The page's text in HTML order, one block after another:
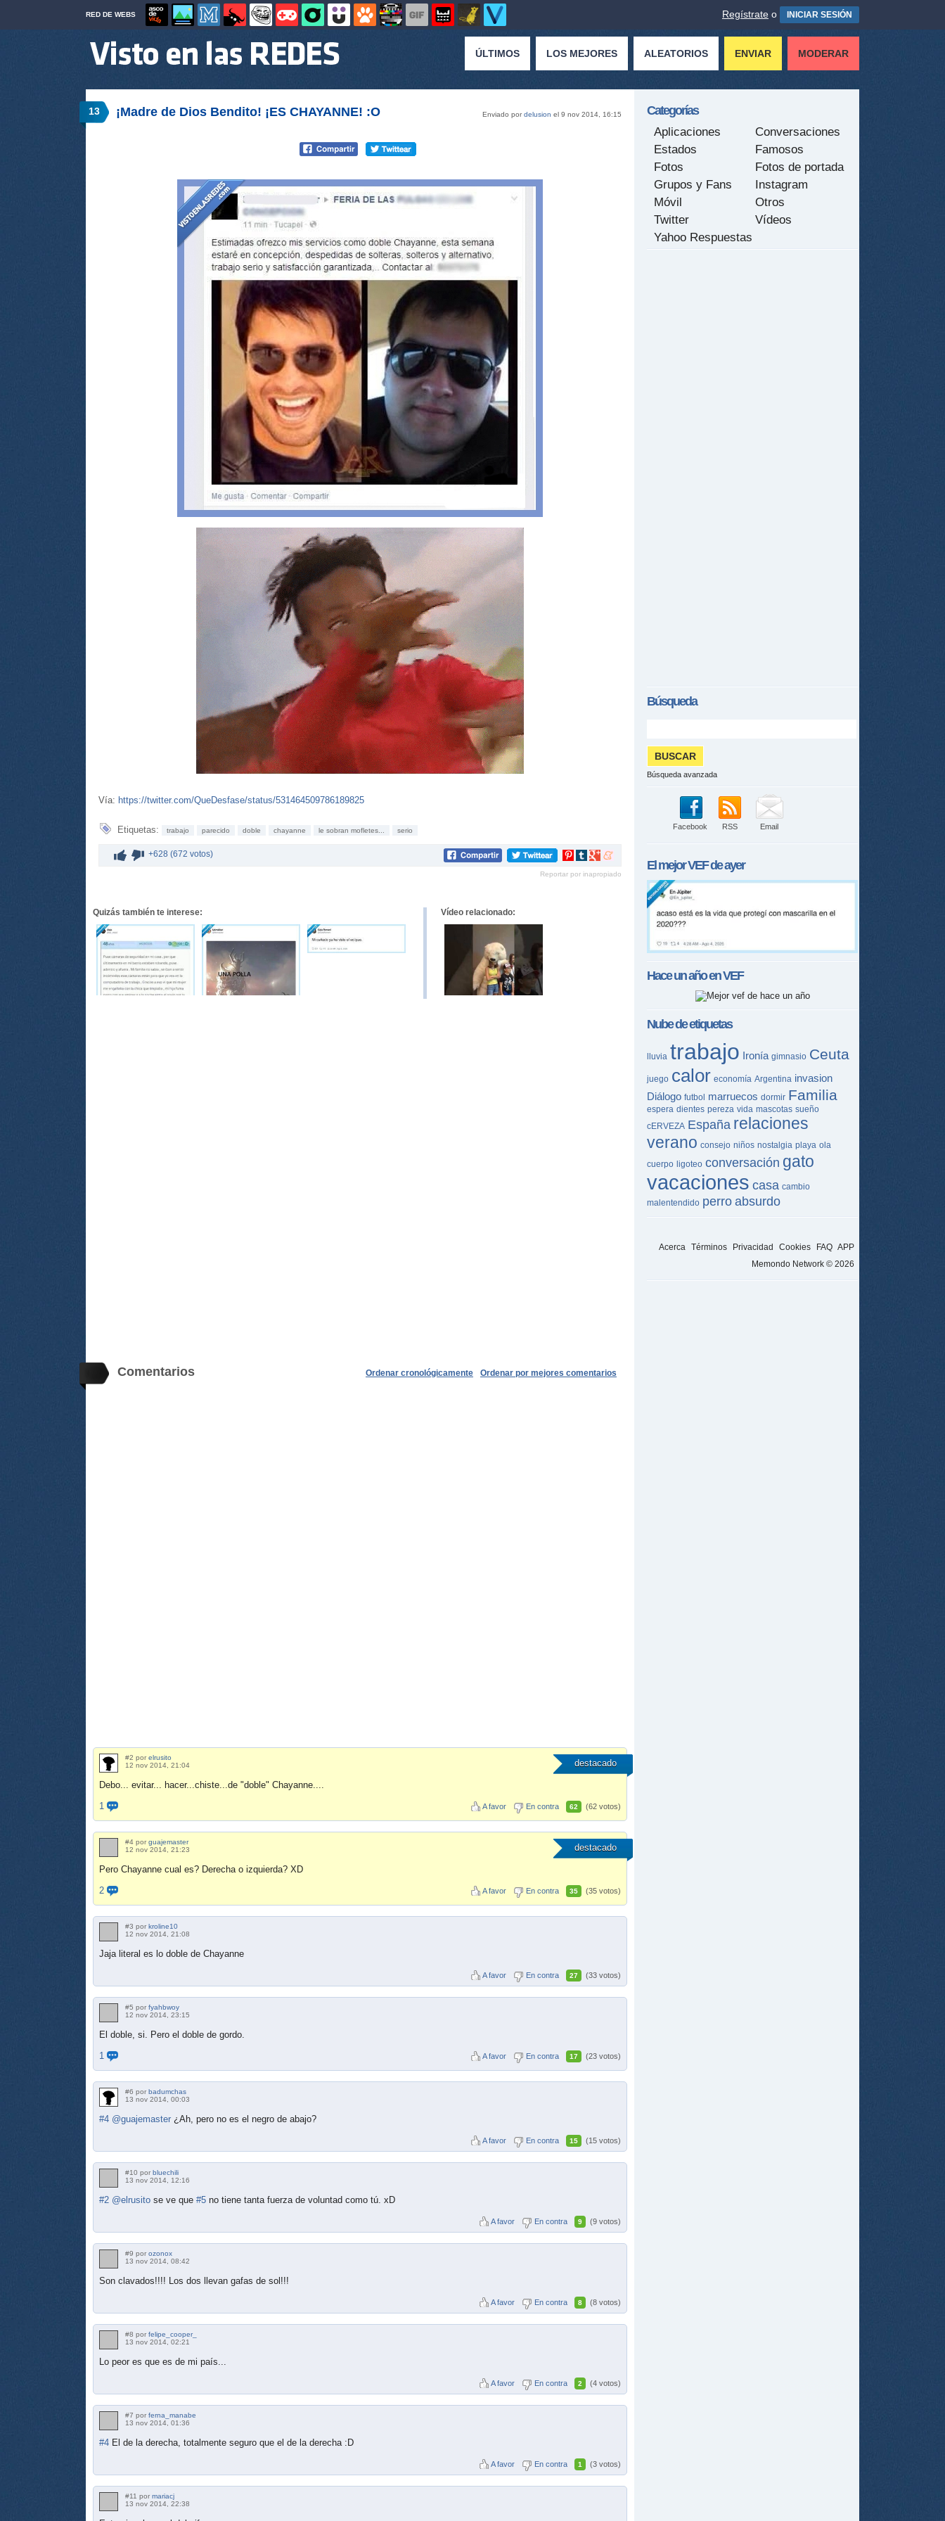
RED DE WEBS Regístrate o INICIAR SESIÓN
ÚLTIMOS LOS MEJORES ALEATORIOS ENVIAR MODERAR
13 Enviado pordelusion el 9 nov 2014, 16:15
¡Madre de Dios Bendito! ¡ES CHAYANNE! :O
Vía: https://twitter.com/QueDesfase/status/531464509786189825
Etiquetas: trabajo parecido doble chayanne le sobran mofletes... serio
+628 (672 votos)
Compartir
Pinterest
Compartir
tumblr
Compartir
Google+
Compartir
meneame
Reportar por inapropiado
Quizás también te interese: Vídeo relacionado:
Comentarios Ordenar por mejores comentarios
Ordenar cronológicamente
destacado
#2 por elrusito
12 nov 2014, 21:04
Debo... evitar... hacer...chiste...de "doble" Chayanne....
1
A favor En contra 62 (62 votos)
destacado
#4 por guajemaster
12 nov 2014, 21:23
Pero Chayanne cual es? Derecha o izquierda? XD
2
A favor En contra 35 (35 votos)
#3 por kroline10
12 nov 2014, 21:08
Jaja literal es lo doble de Chayanne
A favor En contra 27 (33 votos)
#5 por fyahbwoy
12 nov 2014, 23:15
El doble, si. Pero el doble de gordo.
1
A favor En contra 17 (23 votos)
#6 por badumchas
13 nov 2014, 00:03
#4 @guajemaster ¿Ah, pero no es el negro de abajo?
A favor En contra 15 (15 votos)
#10 por bluechili
13 nov 2014, 12:16
#2 @elrusito se ve que #5 no tiene tanta fuerza de voluntad como tú. xD
A favor En contra 9 (9 votos)
#9 por ozonox
13 nov 2014, 08:42
Son clavados!!!! Los dos llevan gafas de sol!!!
A favor En contra 8 (8 votos)
#8 por felipe_cooper_
13 nov 2014, 02:21
Lo peor es que es de mi país...
A favor En contra 2 (4 votos)
#7 por ferna_manabe
13 nov 2014, 01:36
#4 El de la derecha, totalmente seguro que el de la derecha :D
A favor En contra 1 (3 votos)
#11 por mariacj
13 nov 2014, 22:38
Categorías
Aplicaciones
Conversaciones
Estados
Famosos
Fotos
Fotos de portada
Grupos y Fans
Instagram
Móvil
Otros
Twitter
Vídeos
Yahoo Respuestas
Búsqueda
Búsqueda avanzada
Facebook RSS Email
El mejorVEFde ayer
Hace un año enVEF
Nube de etiquetas
lluvia trabajo Ironía gimnasio Ceuta
juego calor economía Argentina invasion
Diálogo futbol marruecos dormir Familia
espera dientes pereza vida mascotas sueño
cERVEZA España relaciones
verano consejo niños nostalgia playa ola
cuerpo ligoteo conversación gato
vacaciones casa cambio
malentendido perro absurdo
Acerca Términos Privacidad Cookies FAQ APP
Memondo Network © 2026